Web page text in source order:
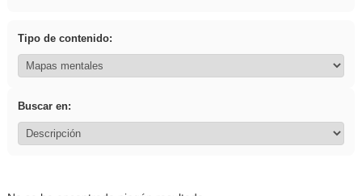
Tipo de contenido:
Buscar en: